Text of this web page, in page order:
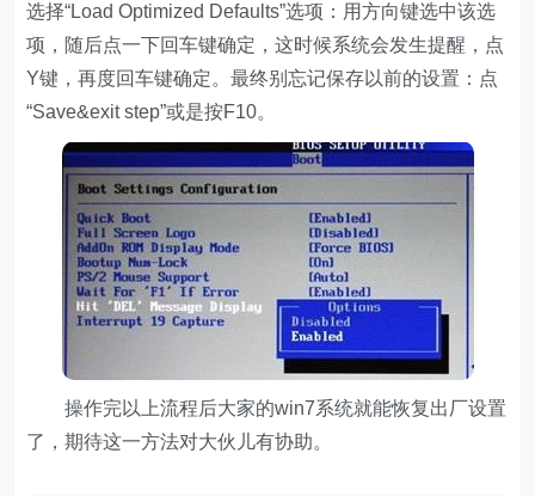
选择“Load Optimized Defaults”选项：用方向键选中该选
项，随后点一下回车键确定，这时候系统会发生提醒，点
Y键，再度回车键确定。最终别忘记保存以前的设置：点
“Save&exit step”或是按F10。
操作完以上流程后大家的win7系统就能恢复出厂设置
了，期待这一方法对大伙儿有协助。